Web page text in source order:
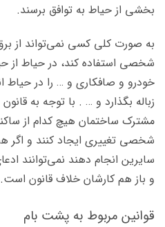
بخشی از حیاط به توافق برسند.
به صورت کلی کسی نمی‌تواند از
شخصی استفاده کند، در حیاط از
خودرو و صافکاری و … را در حیاط
زباله بگذارد و … . با توجه به
مشترک ساختمان هیچ کدام از
شخصی تغییری ایجاد کنند و اگر
سایرین انجام دهند نمی‌توانند
و باز هم کارشان خلاف قانون است.
قوانین مربوط به پشت بام